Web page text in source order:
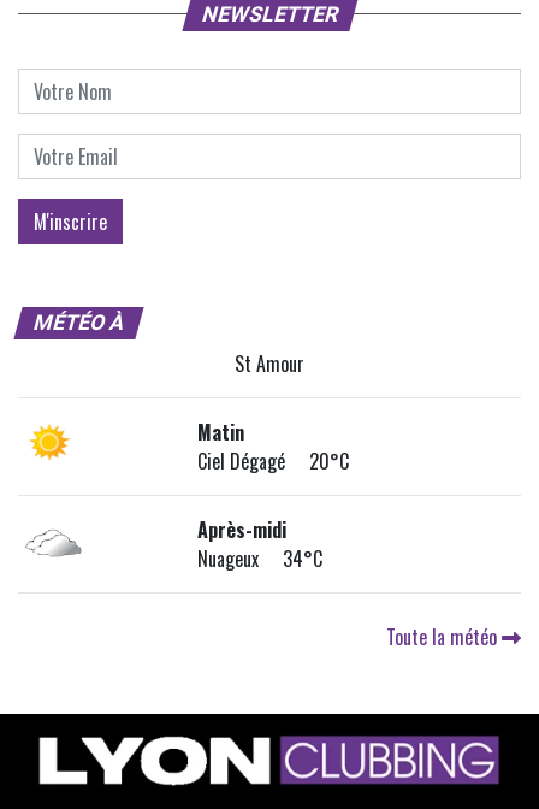
NEWSLETTER
MÉTÉO À
St Amour
Matin
Ciel Dégagé 20°C
Après-midi
Nuageux 34°C
Toute la météo